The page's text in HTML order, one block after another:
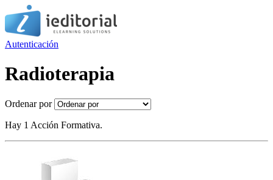
Autenticación
Radioterapia
Ordenar por
Hay 1 Acción Formativa.